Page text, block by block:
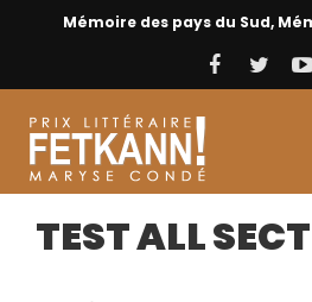
Mémoire des pays du Sud,
TEST ALL